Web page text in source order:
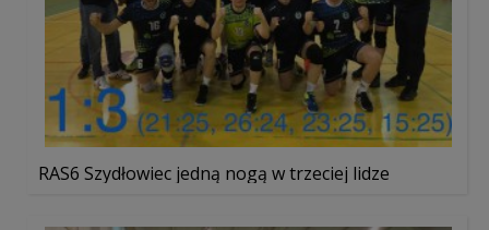
RAS6 Szydłowiec jedną nogą w trzeciej lidze